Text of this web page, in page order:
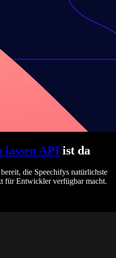
lassen API ist da
die Speechifys natürlichste
für Entwickler verfügbar macht.